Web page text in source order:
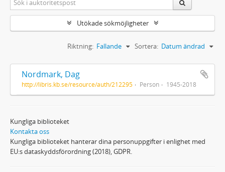
Utökade sökmöjligheter
Sortera: Datum ändrad
Riktning: Fallande
Nordmark, Dag
http://libris.kb.se/resource/auth/212295 Person 1945-2018
Kungliga biblioteket
Kontakta oss
Kungliga biblioteket hanterar dina personuppgifter i enlighet med
EU:s dataskyddsförordning (2018), GDPR.